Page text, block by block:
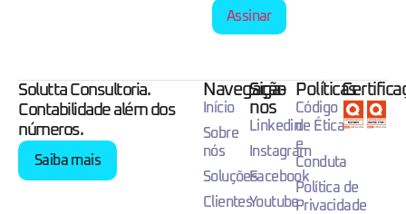
Assinar
Solutta Consultoria.
Contabilidade além dos
números.
Saiba mais
Navegação
Início
Sobre
nós
Soluções
Clientes
Siga-
nos
Linkedin
Instagram
Facebook
Youtube
Políticas
Código
de Ética
e
Conduta
Política de
Privacidade